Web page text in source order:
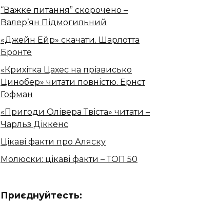
“Важке питання” скорочено –
Валер’ян Підмогильний
«Джейн Ейр» скачати. Шарлотта
Бронте
«Крихітка Цахес на прізвисько
Цинобер» читати повністю. Ернст
Гофман
«Пригоди Олівера Твіста» читати –
Чарльз Діккенс
Цікаві факти про Аляску
Молюски: цікаві факти – ТОП 50
Приєднуйтесть: